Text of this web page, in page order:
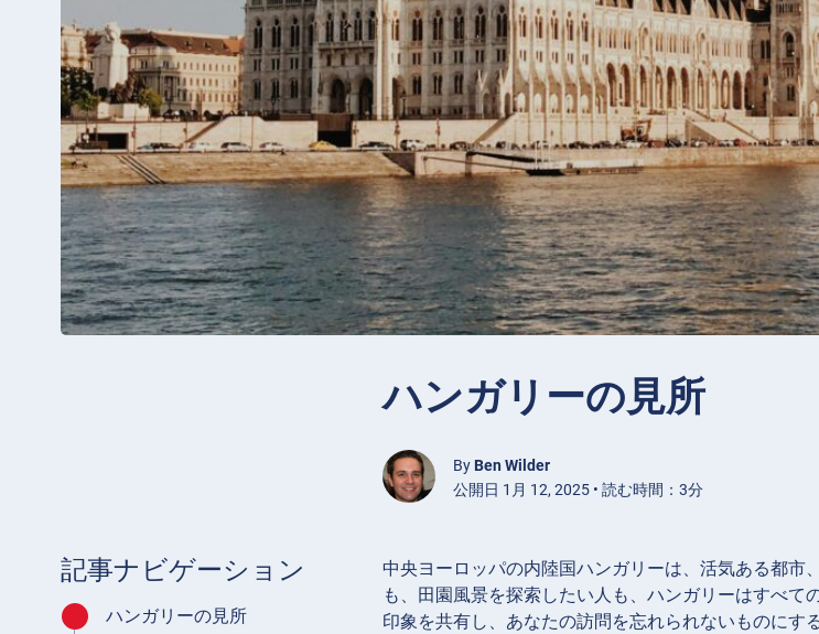
ハンガリーの見所
By Ben Wilder
公開日 1月 12, 2025 • 読む時間：3分
記事ナビゲーション
ハンガリーの見所
中央ヨーロッパの内陸国ハンガリーは、活気ある都
も、田園風景を探索したい人も、ハンガリーはすべ
印象を共有し、あなたの訪問を忘れられないものにす